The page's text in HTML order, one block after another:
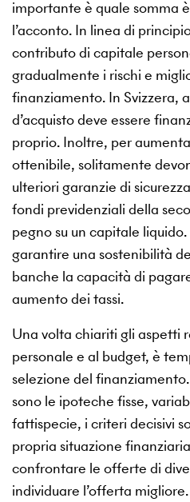
importante è quale somma
l’acconto. In linea di
contributo di capitale
gradualmente i rischi e
finanziamento. In Svizzera,
d’acquisto deve essere
proprio. Inoltre, per
ottenibile, solitamente
ulteriori garanzie di
fondi previdenziali della
pegno su un capitale
garantire una sostenibilità
banche la capacità di
aumento dei tassi.
Una volta chiariti gli aspetti
personale e al budget, è
selezione del
sono le ipoteche fisse,
fattispecie, i criteri decisivi
propria situazione
confrontare le offerte di
individuare l’offerta migliore.